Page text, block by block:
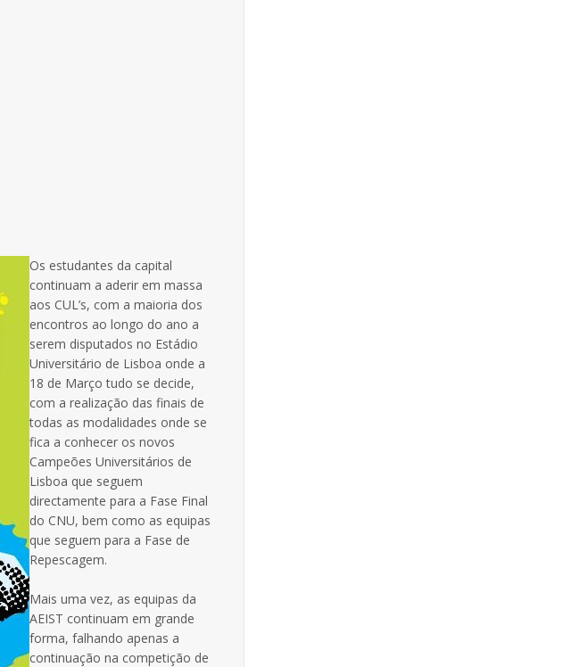
Os estudantes da capital
continuam a aderir em massa
aos CUL’s, com a maioria dos
encontros ao longo do ano a
serem disputados no Estádio
Universitário de Lisboa onde a
18 de Março tudo se decide,
com a realização das finais de
todas as modalidades onde se
fica a conhecer os novos
Campeões Universitários de
Lisboa que seguem
directamente para a Fase Final
do CNU, bem como as equipas
que seguem para a Fase de
Repescagem.
Mais uma vez, as equipas da
AEIST continuam em grande
forma, falhando apenas a
continuação na competição de